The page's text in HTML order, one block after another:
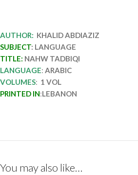
AUTHOR: KHALIDABDIAZIZ
SUBJECT: LANGUAGE
TITLE: NAHW TADBIQI
LANGUAGE: ARABIC
VOLUMES: 1 VOL
PRINTED IN:LEBANON
You may also like…